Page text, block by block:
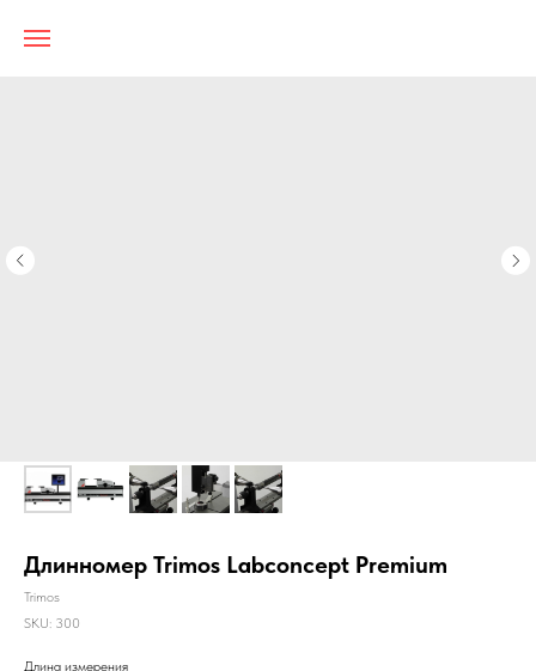
Длинномер Trimos Labconcept Premium
Trimos
SKU: 300
Длина измерения